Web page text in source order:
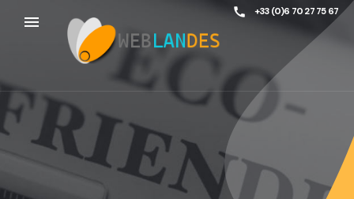
call +33 (0)6 70 27 75 67
menu